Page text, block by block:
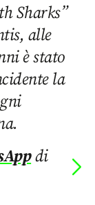
Sharks”
alle
è stato
la
di